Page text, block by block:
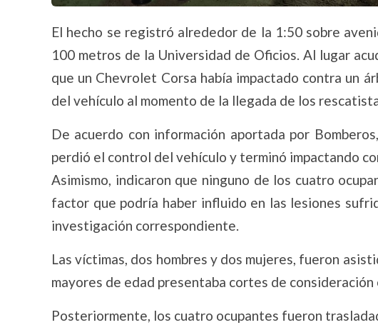
El hecho se registró alrededor de la 1:50 sobre
100 metros de la Universidad de Oficios. Al lugar
que un Chevrolet Corsa había impactado contra un
del vehículo al momento de la llegada de los
De acuerdo con información aportada por
perdió el control del vehículo y terminó impactando
Asimismo, indicaron que ninguno de los cuatro
factor que podría haber influido en las lesiones
investigación correspondiente.
Las víctimas, dos hombres y dos mujeres, fueron
mayores de edad presentaba cortes de
Posteriormente, los cuatro ocupantes fueron